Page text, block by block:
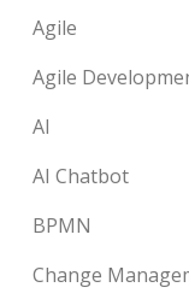
Agile
Agile
AI
AI Chatbot
BPMN
Change